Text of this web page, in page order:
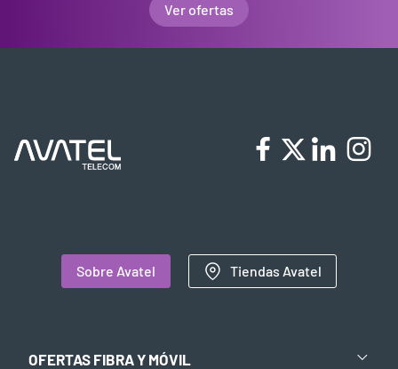
Ver ofertas
Sobre Avatel Tiendas Avatel
OFERTAS FIBRA Y MÓVIL